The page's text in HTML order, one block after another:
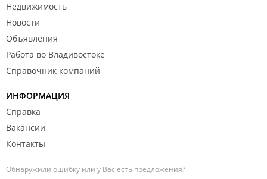
Недвижимость
Новости
Объявления
Работа во Владивостоке
Справочник компаний
ИНФОРМАЦИЯ
Справка
Вакансии
Контакты
Обнаружили ошибку или у Вас есть предложения?